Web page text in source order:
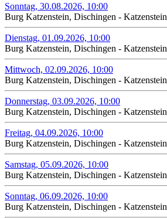
Sonntag, 30.08.2026, 10:00
Burg Katzenstein, Dischingen - Katzenstein
Dienstag, 01.09.2026, 10:00
Burg Katzenstein, Dischingen - Katzenstein
Mittwoch, 02.09.2026, 10:00
Burg Katzenstein, Dischingen - Katzenstein
Donnerstag, 03.09.2026, 10:00
Burg Katzenstein, Dischingen - Katzenstein
Freitag, 04.09.2026, 10:00
Burg Katzenstein, Dischingen - Katzenstein
Samstag, 05.09.2026, 10:00
Burg Katzenstein, Dischingen - Katzenstein
Sonntag, 06.09.2026, 10:00
Burg Katzenstein, Dischingen - Katzenstein